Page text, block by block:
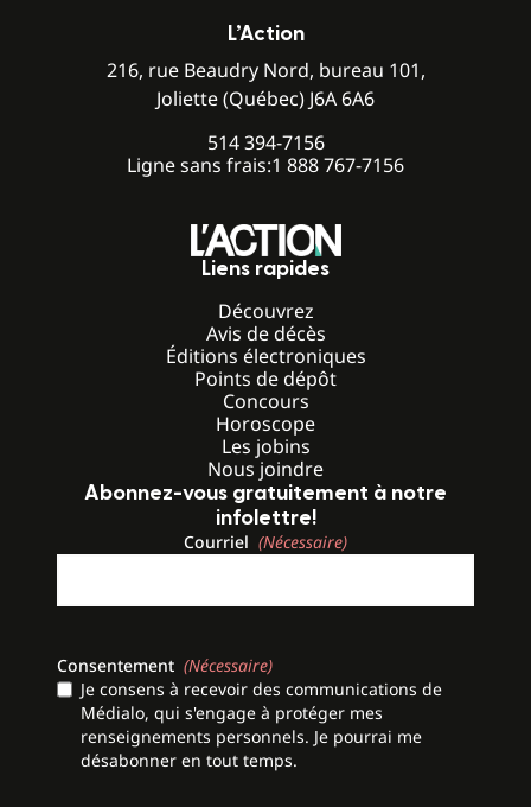
L’Action
216, rue Beaudry Nord, bureau 101,
Joliette (Québec) J6A 6A6
514 394-7156
Ligne sans frais:1 888 767-7156
Liens rapides
Découvrez
Avis de décès
Éditions électroniques
Points de dépôt
Concours
Horoscope
Les jobins
Nous joindre
Abonnez-vous gratuitement à notre
infolettre!
Courriel (Nécessaire)
Consentement (Nécessaire)
Je consens à recevoir des communications de
Médialo, qui s'engage à protéger mes
renseignements personnels. Je pourrai me
désabonner en tout temps.